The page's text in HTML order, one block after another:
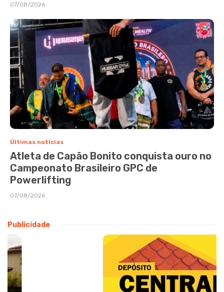
07/08/2026
Últimas notícias
Atleta de Capão Bonito conquista ouro no
Campeonato Brasileiro GPC de
Powerlifting
07/08/2026
Publicidade